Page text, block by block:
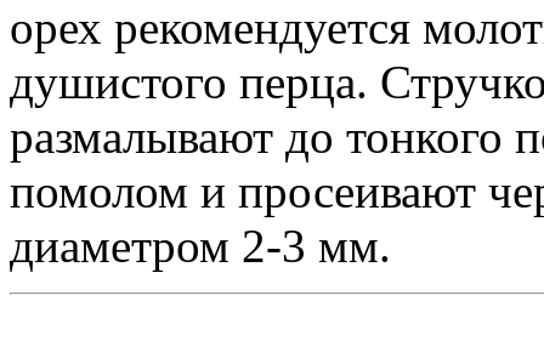
орех рекомендуется
душистого перца.
размалывают до тонкого
помолом и просеивают
диаметром 2-3 мм.